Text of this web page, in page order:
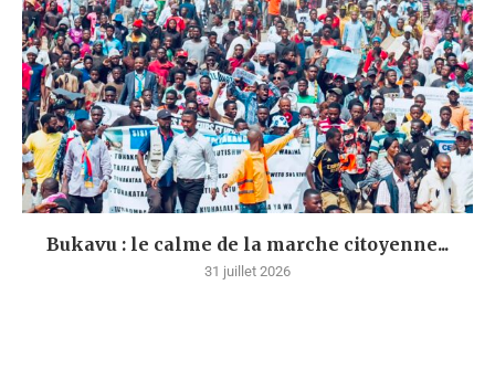
Bukavu : le calme de la marche citoyenne...
31 juillet 2026